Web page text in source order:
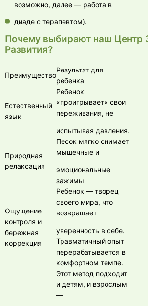
возможно, далее — работа в
диаде с терапевтом).
Почему выбирают наш Центр
Развития?
Преимущество
Результат для
ребенка
Естественный
язык
Ребенок
«проигрывает» свои
переживания, не
испытывая давления.
Природная
релаксация
Песок мягко снимает
мышечные и
эмоциональные
зажимы.
Ощущение
контроля и
бережная
коррекция
Ребенок — творец
своего мира, что
возвращает
уверенность в себе.
Травматичный опыт
перерабатывается в
комфортном темпе.
Этот метод подходит
и детям, и взрослым
—